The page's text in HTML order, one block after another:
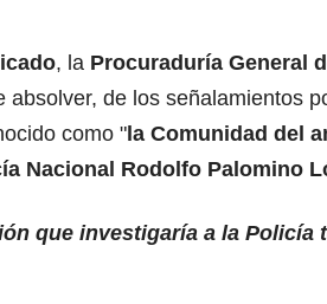
, la Procuraduría General
absolver, de los señalamientos
como "la Comunidad del
Nacional Rodolfo Palomino
que investigaría a la Policía